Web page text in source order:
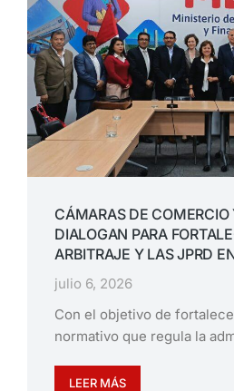
CÁMARAS DE COMERCIO
DIALOGAN PARA
ARBITRAJE Y LAS JPRD
julio 6, 2026
Con el objetivo de
normativo que regula la
LEER MÁS